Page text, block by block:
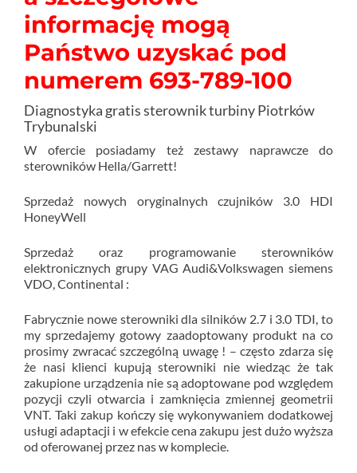
informację mogą
Państwo uzyskać pod
numerem 693-789-100
Diagnostyka gratis sterownik turbiny Piotrków
Trybunalski
W ofercie posiadamy też zestawy naprawcze do
sterowników Hella/Garrett!
Sprzedaż nowych oryginalnych czujników 3.0 HDI
HoneyWell
Sprzedaż oraz programowanie sterowników
elektronicznych grupy VAG Audi&Volkswagen siemens
VDO, Continental :
Fabrycznie nowe sterowniki dla silników 2.7 i 3.0 TDI, to
my sprzedajemy gotowy zaadoptowany produkt na co
prosimy zwracać szczególną uwagę ! – często zdarza się
że nasi klienci kupują sterowniki nie wiedząc że tak
zakupione urządzenia nie są adoptowane pod względem
pozycji czyli otwarcia i zamknięcia zmiennej geometrii
VNT. Taki zakup kończy się wykonywaniem dodatkowej
usługi adaptacji i w efekcie cena zakupu jest dużo wyższa
od oferowanej przez nas w komplecie.